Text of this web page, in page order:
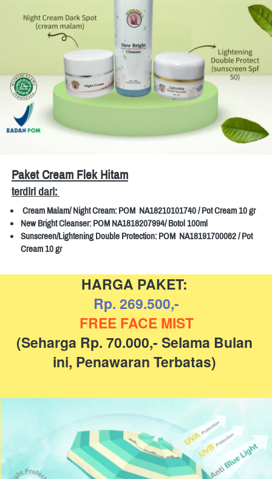
Paket Cream Flek Hitam
terdiri dari:
Cream Malam/ Night Cream: POM  NA18210101740 / Pot Cream 10 gr
New Bright Cleanser: POM NA1818207994/ Botol 100ml
Sunscreen/Lightening Double Protection: POM  NA18191700062 / Pot
Cream 10 gr
HARGA PAKET:
Rp. 269.500,-
FREE FACE MIST
(Seharga Rp. 70.000,- Selama Bulan
ini, Penawaran Terbatas)